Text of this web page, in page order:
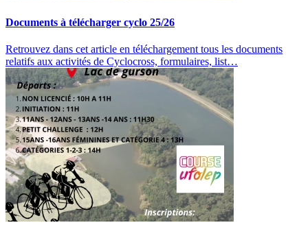
Documents à télécharger cyclo 25/26
Retrouvez dans cet article en téléchargement tous les documents
relatifs aux activités de Cyclocross, formulaires, list…